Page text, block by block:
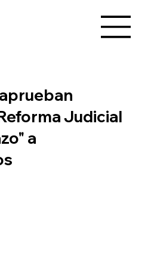
Judicial
a